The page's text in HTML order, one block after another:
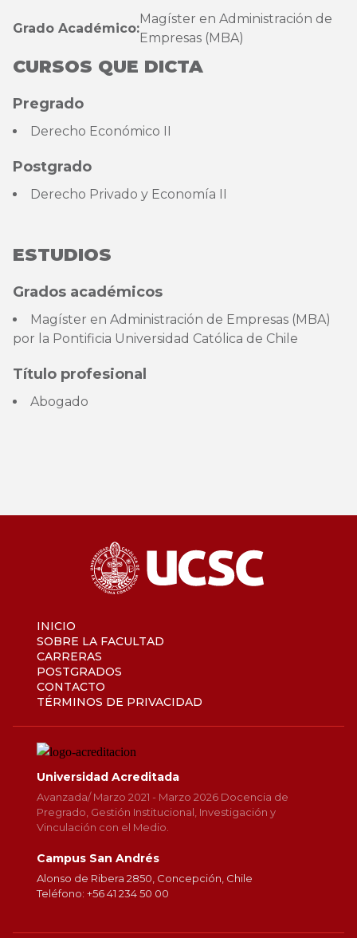
Grado Académico:
Magíster en Administración de
Empresas (MBA)
CURSOS QUE DICTA
Pregrado
Derecho Económico II
Postgrado
Derecho Privado y Economía II
ESTUDIOS
Grados académicos
Magíster en Administración de Empresas (MBA)
por la Pontificia Universidad Católica de Chile
Título profesional
Abogado
INICIO
SOBRE LA FACULTAD
CARRERAS
POSTGRADOS
CONTACTO
TÉRMINOS DE PRIVACIDAD
Universidad Acreditada
Avanzada/ Marzo 2021 - Marzo 2026 Docencia de
Pregrado, Gestión Institucional, Investigación y
Vinculación con el Medio.
Campus San Andrés
Alonso de Ribera 2850, Concepción, Chile
Teléfono: +56 41 234 50 00